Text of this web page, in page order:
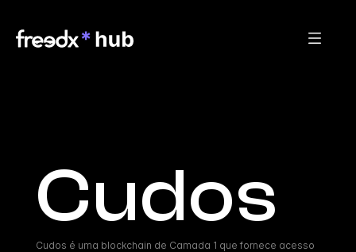
Cudos
Cudos é uma blockchain de Camada 1 que fornece acesso